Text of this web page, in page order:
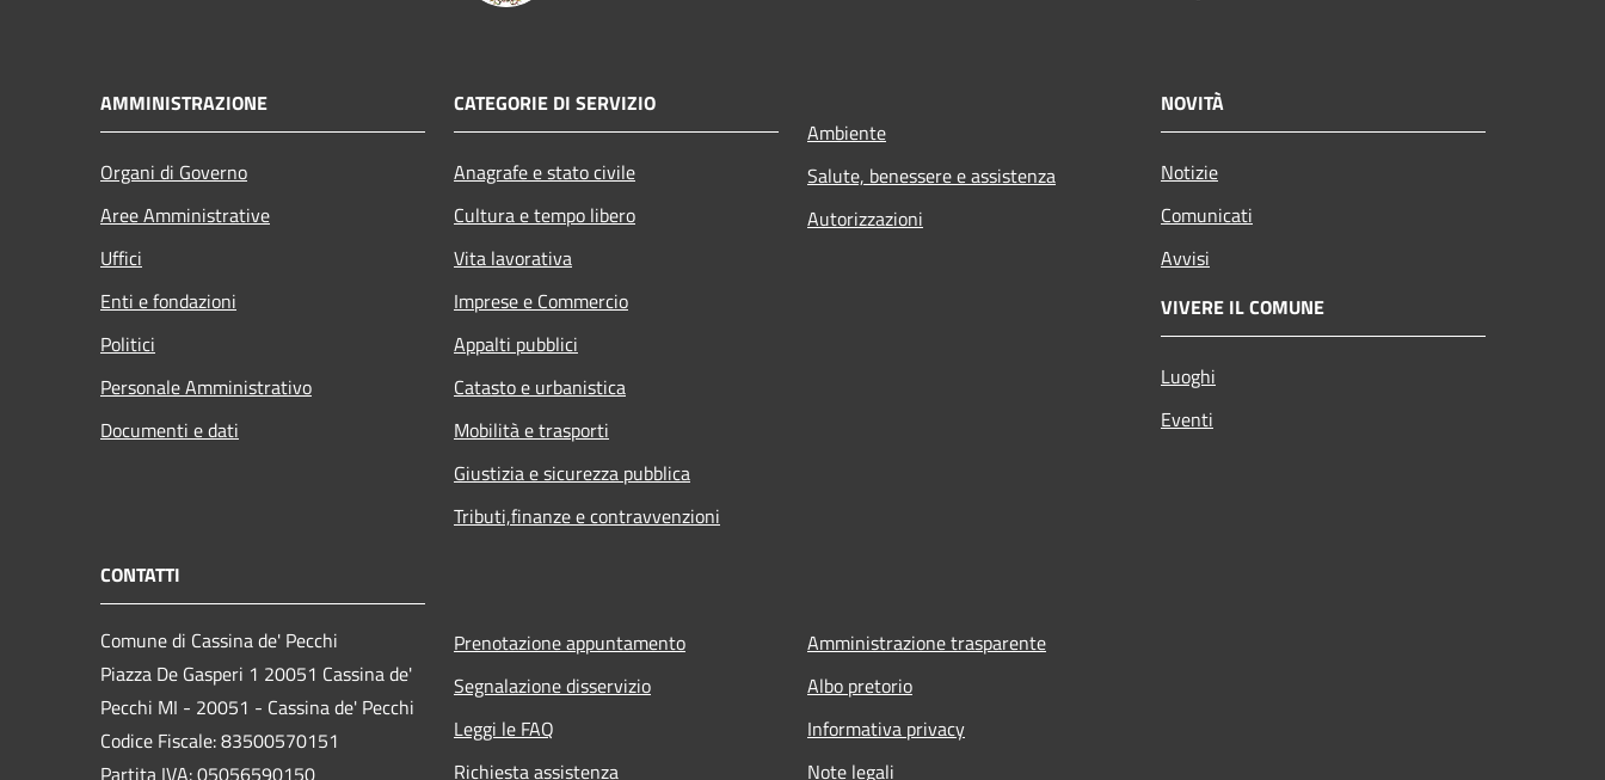
AMMINISTRAZIONE
Organi di Governo
Aree Amministrative
Uffici
Enti e fondazioni
Politici
Personale Amministrativo
Documenti e dati
CATEGORIE DI SERVIZIO
Anagrafe e stato civile
Cultura e tempo libero
Vita lavorativa
Imprese e Commercio
Appalti pubblici
Catasto e urbanistica
Mobilità e trasporti
Giustizia e sicurezza pubblica
Tributi,finanze e contravvenzioni
Ambiente
Salute, benessere e assistenza
Autorizzazioni
NOVITÀ
Notizie
Comunicati
Avvisi
VIVERE IL COMUNE
Luoghi
Eventi
CONTATTI
Comune di Cassina de' Pecchi
Piazza De Gasperi 1 20051 Cassina de'
Pecchi MI - 20051 - Cassina de' Pecchi
Codice Fiscale: 83500570151
Partita IVA: 05056590150
Prenotazione appuntamento
Segnalazione disservizio
Leggi le FAQ
Richiesta assistenza
Amministrazione trasparente
Albo pretorio
Informativa privacy
Note legali